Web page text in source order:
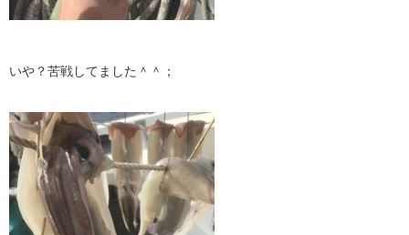
いや？苦戦してました＾＾；